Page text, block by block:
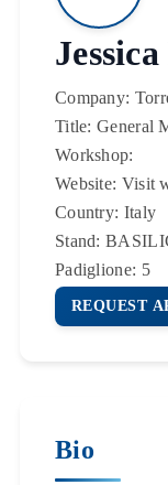
Company:
Title: General
Workshop:
Website: Visit
Country: Italy
Stand:
Padiglione: 5
REQUEST
Bio